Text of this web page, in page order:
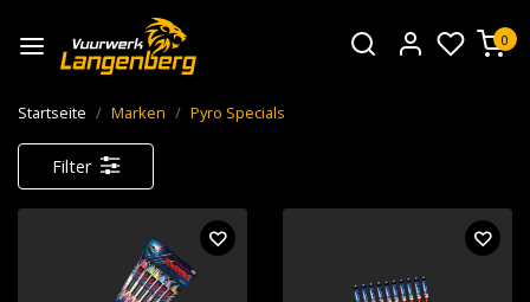
0
Startseite Marken Pyro Specials
Filter